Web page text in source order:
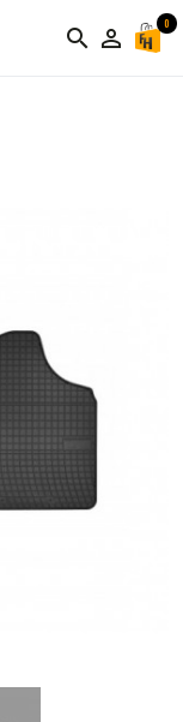
search person_outline
0